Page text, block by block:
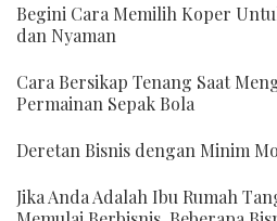
Begini Cara Memilih Koper
dan Nyaman
Cara Bersikap Tenang Saat
Permainan Sepak Bola
Deretan Bisnis dengan Minim
Jika Anda Adalah Ibu Rumah